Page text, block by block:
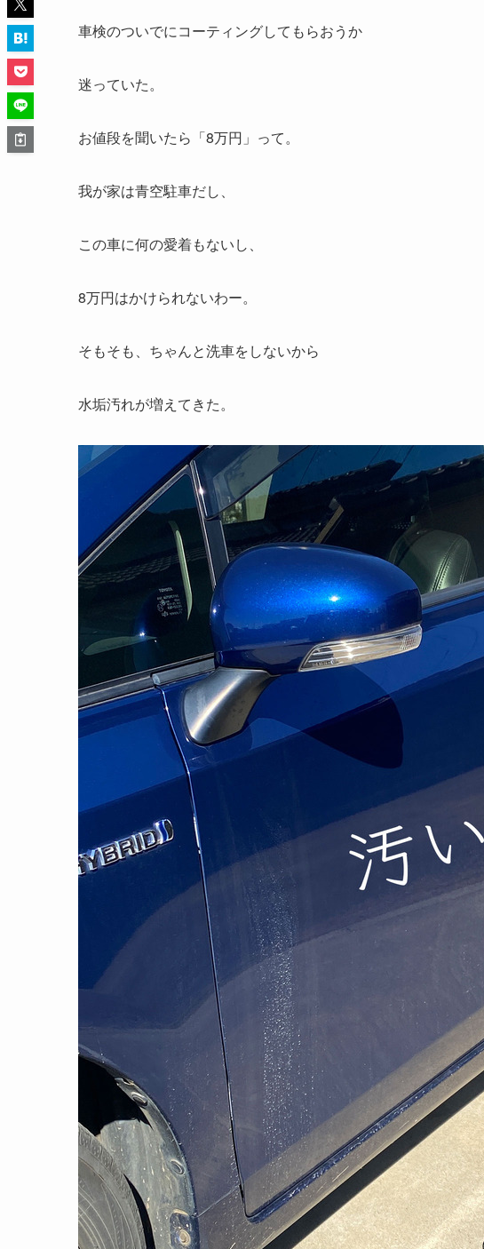
車検のついでにコーティングしてもらおうか
迷っていた。
お値段を聞いたら「8万円」って。
我が家は青空駐車だし、
この車に何の愛着もないし、
8万円はかけられないわー。
そもそも、ちゃんと洗車をしないから
水垢汚れが増えてきた。